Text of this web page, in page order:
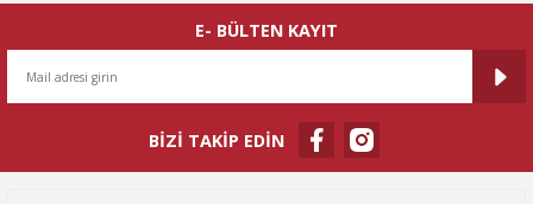
E- BÜLTEN KAYIT
BİZİ TAKİP EDİN